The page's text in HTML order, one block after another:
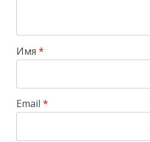
Имя*
Email*